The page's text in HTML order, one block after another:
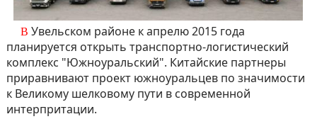
В Увельском районе к апрелю 2015 года
планируется открыть транспортно-логистический
комплекс "Южноуральский". Китайские партнеры
приравнивают проект южноуральцев по значимости
к Великому шелковому пути в современной
интерпритации.